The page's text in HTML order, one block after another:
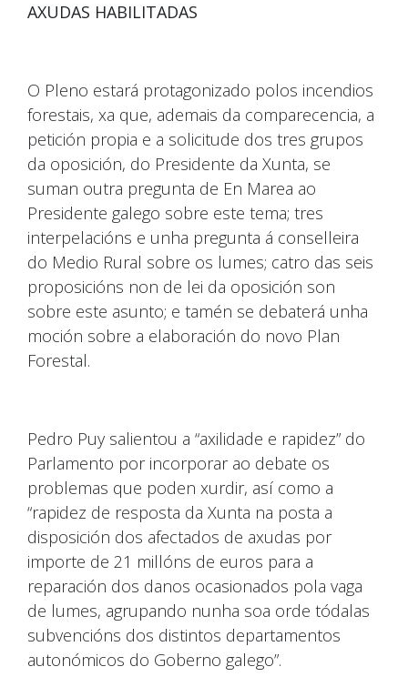
AXUDAS HABILITADAS
O Pleno estará protagonizado polos incendios
forestais, xa que, ademais da comparecencia, a
petición propia e a solicitude dos tres grupos
da oposición, do Presidente da Xunta, se
suman outra pregunta de En Marea ao
Presidente galego sobre este tema; tres
interpelacións e unha pregunta á conselleira
do Medio Rural sobre os lumes; catro das seis
proposicións non de lei da oposición son
sobre este asunto; e tamén se debaterá unha
moción sobre a elaboración do novo Plan
Forestal.
Pedro Puy salientou a “axilidade e rapidez” do
Parlamento por incorporar ao debate os
problemas que poden xurdir, así como a
“rapidez de resposta da Xunta na posta a
disposición dos afectados de axudas por
importe de 21 millóns de euros para a
reparación dos danos ocasionados pola vaga
de lumes, agrupando nunha soa orde tódalas
subvencións dos distintos departamentos
autonómicos do Goberno galego”.